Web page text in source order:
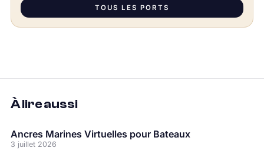
TOUS LES PORTS
À lire aussi
Ancres Marines Virtuelles pour Bateaux
3 juillet 2026